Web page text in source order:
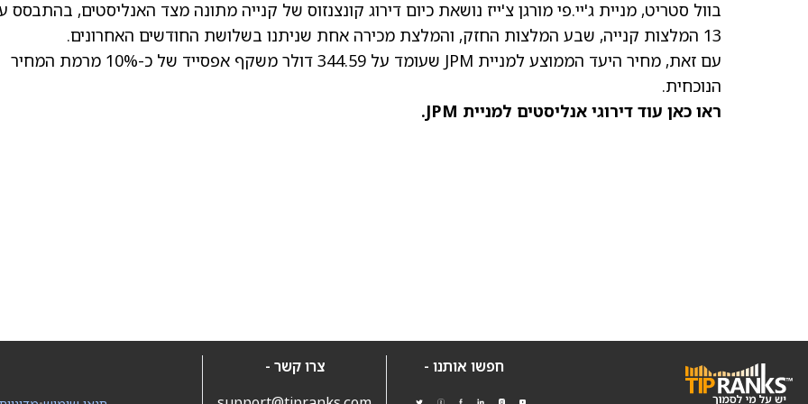
בוול סטריט, מניית ג'יי.פי מורגן צ'ייז נושאת כיום דירוג קונצנזוס של קנייה מתונה מצד האנליסטים, בהתבסס
13 המלצות קנייה, שבע המלצות החזק, והמלצת מכירה אחת שניתנו בשלושת החודשים האחרונים.
עם זאת, מחיר היעד הממוצע למניית JPM
שעומד על 344.59 דולר משקף אפסייד של כ-10% מרמת המחיר
הנוכחית.
ראו כאן עוד דירוגי אנליסטים למניית JPM.
חפשו אותנו -
צרו קשר -